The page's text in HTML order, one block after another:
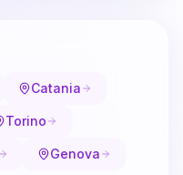
Catania
Torino
Genova